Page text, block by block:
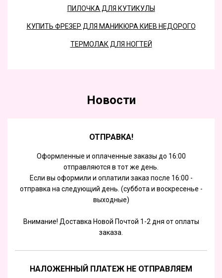
ПИЛОЧКА ДЛЯ КУТИКУЛЫ
КУПИТЬ ФРЕЗЕР ДЛЯ МАНИКЮРА КИЕВ НЕДОРОГО
ТЕРМОЛАК ДЛЯ НОГТЕЙ
Новости
ОТПРАВКА!
Оформленные и оплаченные заказы до 16:00
отправляются в тот же день.
Если вы оформили и оплатили заказ после 16:00 -
отправка на следующий день. (суббота и воскресенье -
выходные)
Внимание! Доставка Новой Почтой 1-2 дня от оплаты
заказа.
НАЛОЖЕННЫЙ ПЛАТЕЖ НЕ ОТПРАВЛЯЕМ